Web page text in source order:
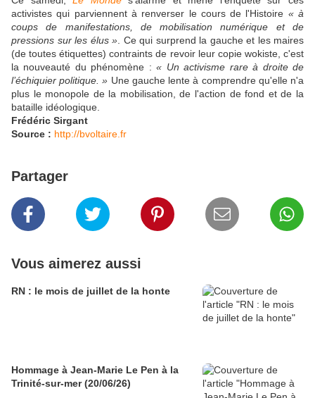
activistes qui parviennent à renverser le cours de l'Histoire « à
coups de manifestations, de mobilisation numérique et de
pressions sur les élus » . Ce qui surprend la gauche et les maires
(de toutes étiquettes) contraints de revoir leur copie wokiste, c'est
la nouveauté du phénomène :« Un activisme rare à droite de
l’échiquier politique. » Une gauche lente à comprendre qu'elle n'a
plus le monopole de la mobilisation, de l'action de fond et de la
bataille idéologique.
Frédéric Sirgant
Source : http://bvoltaire.fr
Partager
Vous aimerez aussi
RN : le mois de juillet de la honte
Hommage à Jean-Marie Le Pen à la
Trinité-sur-mer (20/06/26)